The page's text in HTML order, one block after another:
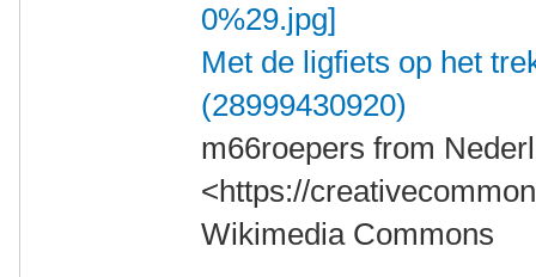
Met de ligfiets op het
(28999430920)
m66roepers from
<https://
Wikimedia Commons